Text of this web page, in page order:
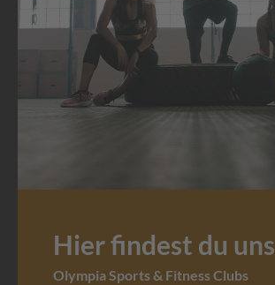
Hier findest du uns
Olympia Sports & Fitness Clubs